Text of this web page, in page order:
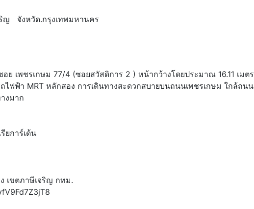
ญ จังหวัด.กรุงเทพมหานคร
ย เพชรเกษม 77/4 (ซอยสวัสดิการ 2 ) หน้ากว้างโดยประมาณ 16.11 เมตร
ฟฟ้า MRT หลักสอง การเดินทางสะดวกสบายบนถนนเพชรเกษม ใกล้ถนน
งมาก
ยการ์เด้น
เขตภาษีเจริญ กทม.